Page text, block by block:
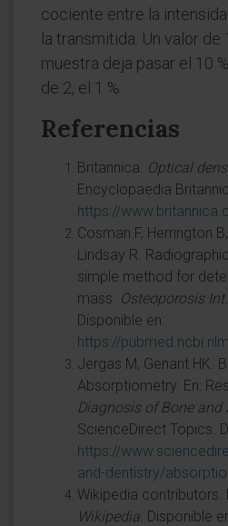
cociente entre la
la transmitida. Un valor
muestra deja pasar el 10
de 2, el 1 %.
Referencias
Britannica. Optical
Encyclopaedia
https://
Cosman F, Herrington
Lindsay R.
simple method for
mass. Osteoporosis Int.
Disponible en:
https://
Jergas M, Genant HK.
Absorptiometry. En:
Diagnosis of Bone and
ScienceDirect Topics.
https://
and-dentistry/
Wikipedia contributors.
Wikipedia. Disponible